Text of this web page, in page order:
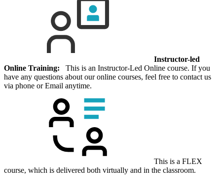
Instructor-led
Online Training: This is an Instructor-Led Online course. If you
have any questions about our online courses, feel free to contact us
via phone or Email anytime.
This is a FLEX
course, which is delivered both virtually and in the classroom.